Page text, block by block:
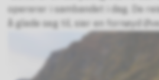
opererer i sambandet i dag. De
å glede seg til, sier en fornøyd